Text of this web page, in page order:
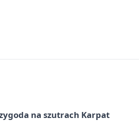
na szutrach Karpat